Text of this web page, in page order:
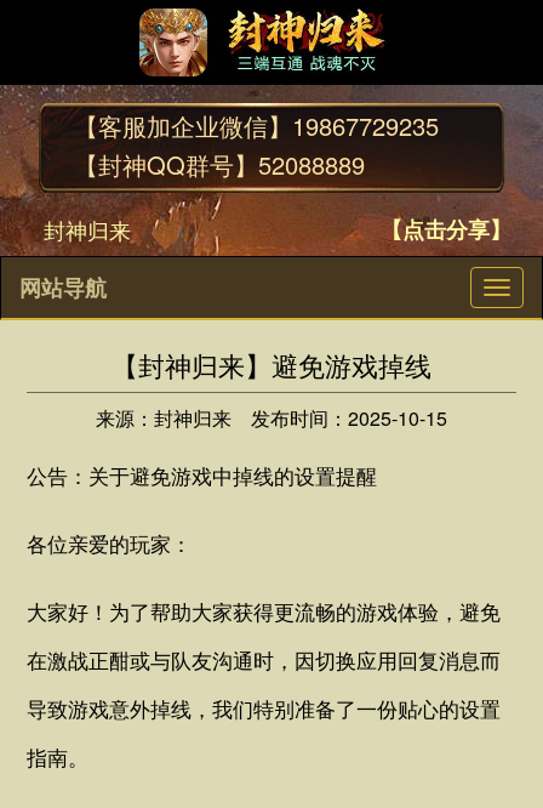
【客服加企业微信】 19867729235
【封神QQ群号】52088889
封神归来 【点击分享】
切
换
网站导航
【封神归来】避免游戏掉线
来源：封神归来 发布时间：2025-10-15
公告：关于避免游戏中掉线的设置提醒
各位亲爱的玩家：
大家好！为了帮助大家获得更流畅的游戏体验，避免
在激战正酣或与队友沟通时，因切换应用回复消息而
导致游戏意外掉线，我们特别准备了一份贴心的设置
指南。